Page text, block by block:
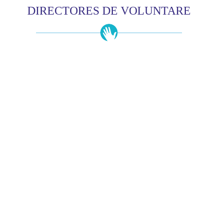
DIRECTORES DE VOLUNTARE